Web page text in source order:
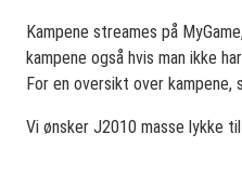
Kampene streames på
kampene også hvis man ikke
For en oversikt over kampene,
Vi ønsker J2010 masse lykke